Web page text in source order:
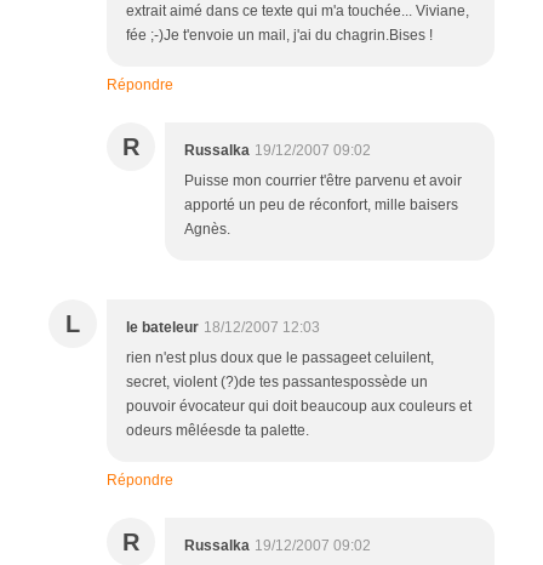
extrait aimé dans ce texte qui m'a touchée... Viviane,
fée ;-)Je t'envoie un mail, j'ai du chagrin.Bises !
Répondre
R Russalka 19/12/2007 09:02
Puisse mon courrier t'être parvenu et avoir
apporté un peu de réconfort, mille baisers
Agnès.
L le bateleur 18/12/2007 12:03
rien n'est plus doux que le passageet celuilent,
secret, violent (?)de tes passantespossède un
pouvoir évocateur qui doit beaucoup aux couleurs et
odeurs mêléesde ta palette.
Répondre
R Russalka 19/12/2007 09:02